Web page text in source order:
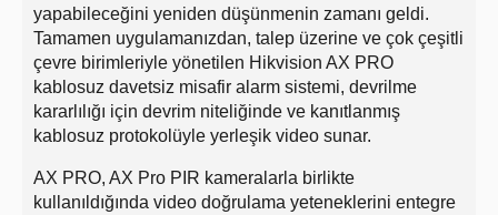
yapabileceğini yeniden düşünmenin zamanı geldi.
Tamamen uygulamanızdan, talep üzerine ve çok çeşitli
çevre birimleriyle yönetilen Hikvision AX PRO
kablosuz davetsiz misafir alarm sistemi, devrilme
kararlılığı için devrim niteliğinde ve kanıtlanmış
kablosuz protokolüyle yerleşik video sunar.
AX PRO, AX Pro PIR kameralarla birlikte
kullanıldığında video doğrulama yeteneklerini entegre